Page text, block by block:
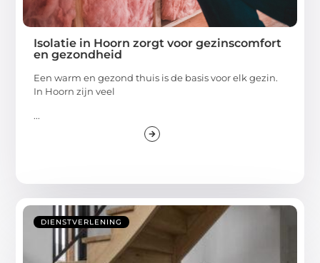
Isolatie in Hoorn zorgt voor gezinscomfort
en gezondheid
Een warm en gezond thuis is de basis voor elk gezin.
In Hoorn zijn veel
...
DIENSTVERLENING